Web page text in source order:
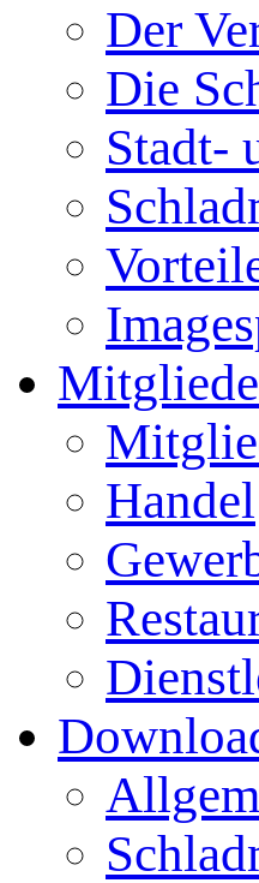
Der
Die
Stadt-
Handel